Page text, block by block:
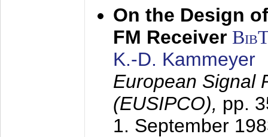
On the Design
FM Receiver
K.-D. Kammeyer
European Signal
(EUSIPCO), pp.
1. September